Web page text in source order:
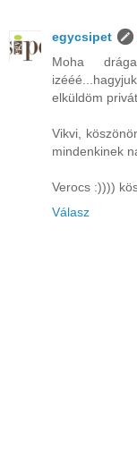
egycsipet
Moha
elküldöm
Vikvi,
mindenkinek
Verocs :))))
Válasz